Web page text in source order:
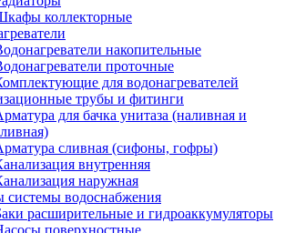
коллекторные
накопительные
проточные
для водонагревателей
трубы и фитинги
для бачка унитаза (наливная и
сливная (сифоны, гофры)
внутренняя
наружная
системы водоснабжения
расширительные и гидроаккумуляторы
поверхностные